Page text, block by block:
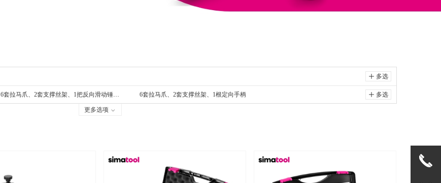
ꄸ 多选
ꄸ 多选
6套拉马爪、2套支撑丝架、1把反向滑动锤… 6套拉马爪、2套支撑丝架、1根定向手柄
更多选项 ꀁ
끅